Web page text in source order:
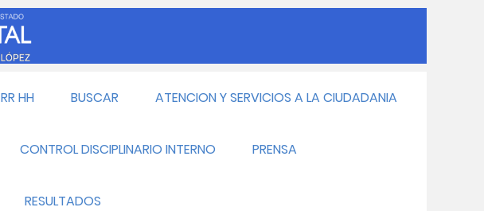
RR HH BUSCAR ATENCION Y SERVICIOS A LA CIUDADANIA
CONTROL DISCIPLINARIO INTERNO PRENSA
RESULTADOS